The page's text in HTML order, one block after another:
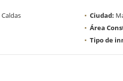
Caldas Ciudad:
Área
Tipo de